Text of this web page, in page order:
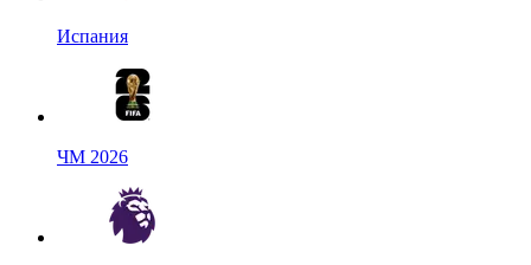
Испания
ЧМ 2026